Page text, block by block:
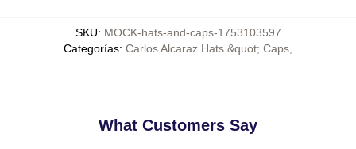
SKU: MOCK-hats-and-caps-1753103597
Categorías: Carlos Alcaraz Hats &quot; Caps
What Customers Say